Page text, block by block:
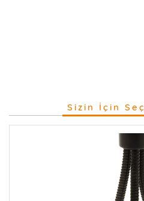
Sizin İçin